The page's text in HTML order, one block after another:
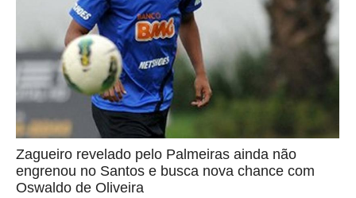
Zagueiro revelado pelo Palmeiras ainda não
engrenou no Santos e busca nova chance com
Oswaldo de Oliveira